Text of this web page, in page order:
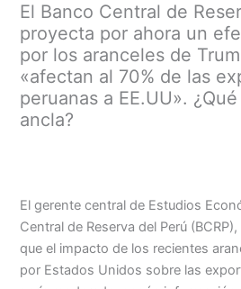
El Banco Central de
proyecta por ahora un
por los aranceles de
«afectan al 70% de las
peruanas a EE.UU».
ancla?
El gerente central de Estudios
Central de Reserva del Perú
que el impacto de los recientes
por Estados Unidos sobre las